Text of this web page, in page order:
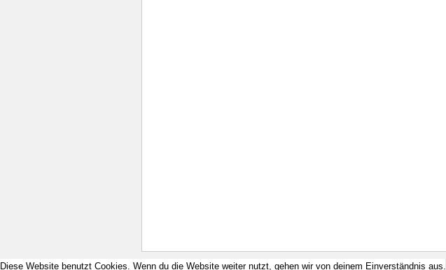
Diese Website benutzt Cookies. Wenn du die Website weiter nutzt, gehen wir von deinem Einverständnis aus.